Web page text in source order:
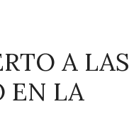
A LAS
EN LA